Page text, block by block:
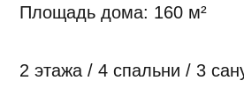
Планировка дома